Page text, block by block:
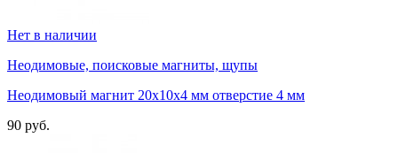
Нет в наличии
Неодимовые, поисковые магниты, щупы
Неодимовый магнит 20х10х4 мм отверстие 4 мм
90 руб.